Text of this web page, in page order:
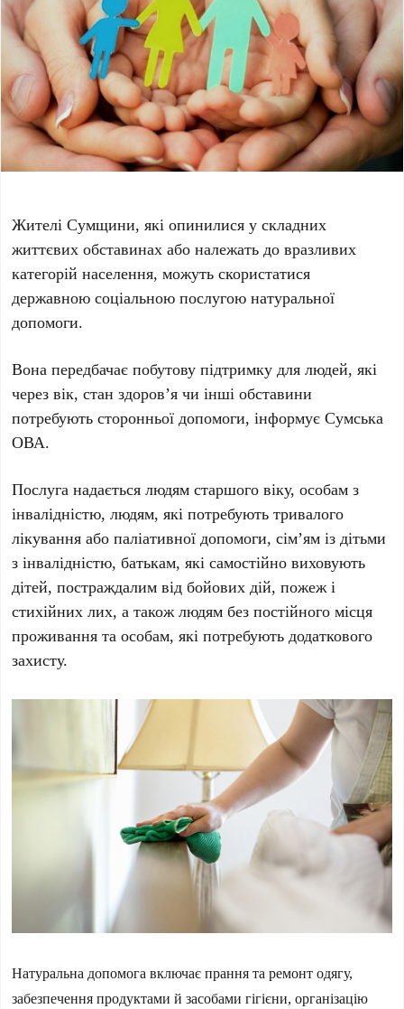
Жителі Сумщини, які опинилися у складних
життєвих обставинах або належать до вразливих
категорій населення, можуть скористатися
державною соціальною послугою натуральної
допомоги.
Вона передбачає побутову підтримку для людей, які
через вік, стан здоров’я чи інші обставини
потребують сторонньої допомоги, інформує Сумська
ОВА.
Послуга надається людям старшого віку, особам з
інвалідністю, людям, які потребують тривалого
лікування або паліативної допомоги, сім’ям із дітьми
з інвалідністю, батькам, які самостійно виховують
дітей, постраждалим від бойових дій, пожеж і
стихійних лих, а також людям без постійного місця
проживання та особам, які потребують додаткового
захисту.
Натуральна допомога включає прання та ремонт одягу,
забезпечення продуктами й засобами гігієни, організацію